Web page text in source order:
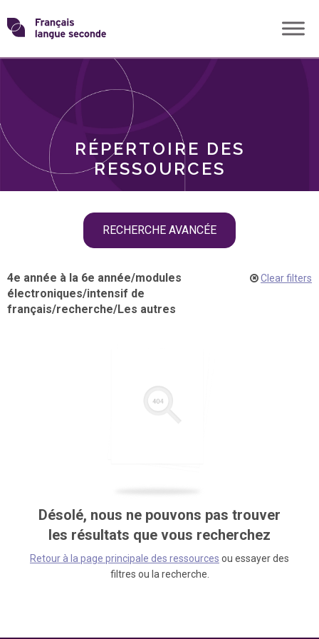
Skip
toTransformons
langue
RÉPERTOIRE DES
RESSOURCES
RECHERCHE AVANCÉE
THÈMES
4e année à la 6e année/modules
électroniques/intensif de
français/recherche/Les autres
Clear filters
Désolé, nous ne pouvons pas trouver
les résultats que vous recherchez
Retour à la page principale des ressources ou essayer des
filtres ou la recherche.